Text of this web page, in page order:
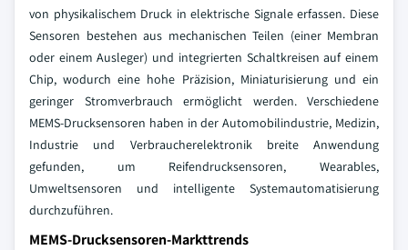
von physikalischem Druck in elektrische Signale erfassen. Diese
Sensoren bestehen aus mechanischen Teilen (einer Membran
oder einem Ausleger) und integrierten Schaltkreisen auf einem
Chip, wodurch eine hohe Präzision, Miniaturisierung und ein
geringer Stromverbrauch ermöglicht werden. Verschiedene
MEMS-Drucksensoren haben in der Automobilindustrie, Medizin,
Industrie und Verbraucherelektronik breite Anwendung
gefunden, um Reifendrucksensoren, Wearables,
Umweltsensoren und intelligente Systemautomatisierung
durchzuführen.
MEMS-Drucksensoren-Markttrends